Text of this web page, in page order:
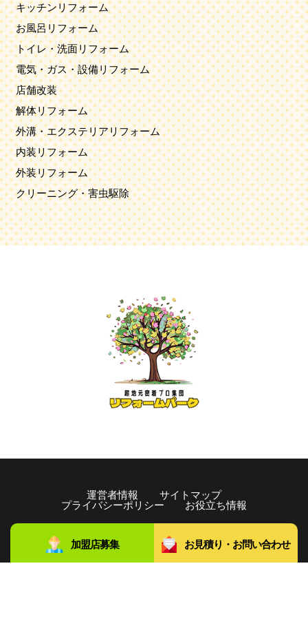
キッチンリフォーム
お風呂リフォーム
トイレ・洗面リフォーム
電気・ガス・設備リフォーム
店舗改装
解体リフォーム
外溝・エクステリアリフォーム
内装リフォーム
外装リフォーム
クリーニング・害虫駆除
運営者情報
サイトマップ
プライバシーポリシー
お役立ち情報
加盟店募集
お見積り・お問い合わせ